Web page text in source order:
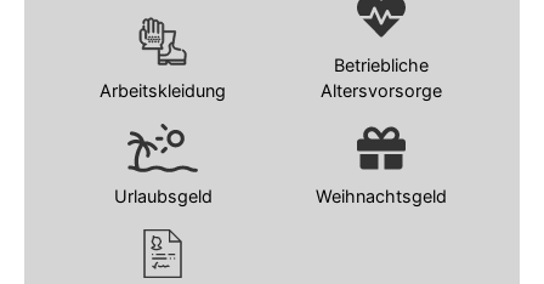
Arbeitskleidung
Betriebliche
Altersvorsorge
Urlaubsgeld Weihnachtsgeld